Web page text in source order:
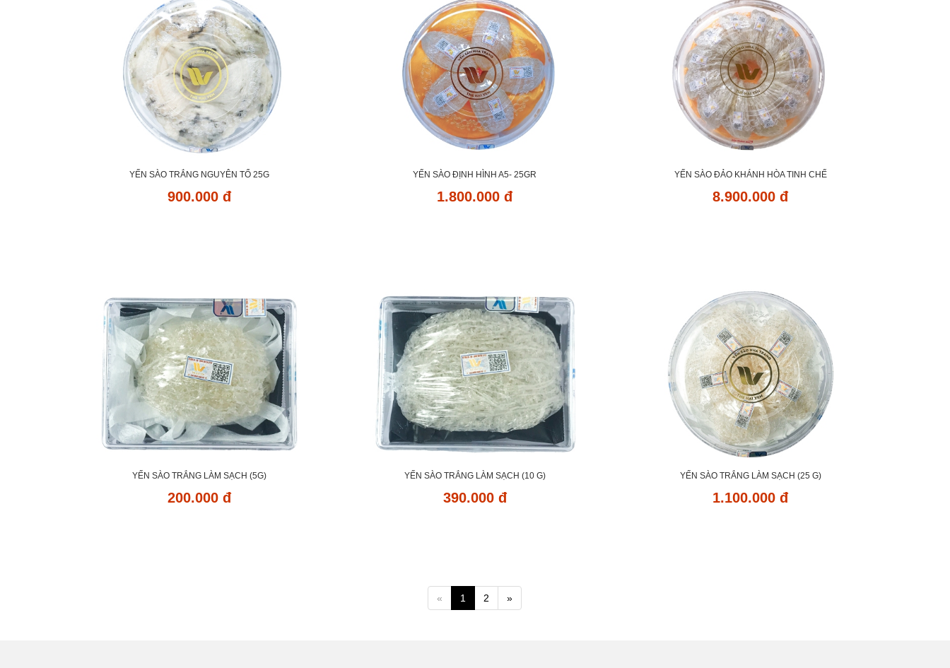
YẾN SÀO TRẮNG NGUYÊN TỔ 25G
900.000 đ
YẾN SÀO ĐỊNH HÌNH A5- 25GR
1.800.000 đ
YẾN SÀO ĐẢO KHÁNH HÒA TINH CHẾ
8.900.000 đ
YẾN SÀO TRẮNG LÀM SẠCH (5G)
200.000 đ
YẾN SÀO TRẮNG LÀM SẠCH (10 G)
390.000 đ
YẾN SÀO TRẮNG LÀM SẠCH (25 G)
1.100.000 đ
« 1 2 »